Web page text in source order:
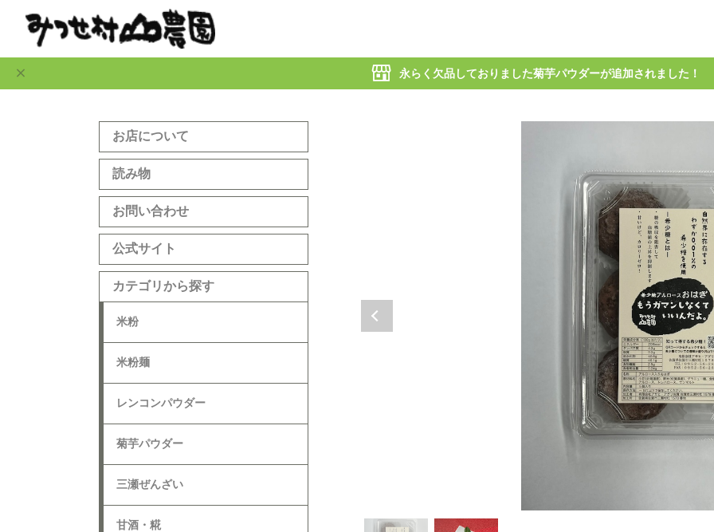
永らく欠品しておりました菊芋パウダーが追加されました！
お店について
読み物
お問い合わせ
公式サイト
カテゴリから探す
米粉
米粉麺
レンコンパウダー
菊芋パウダー
三瀬ぜんざい
甘酒・糀